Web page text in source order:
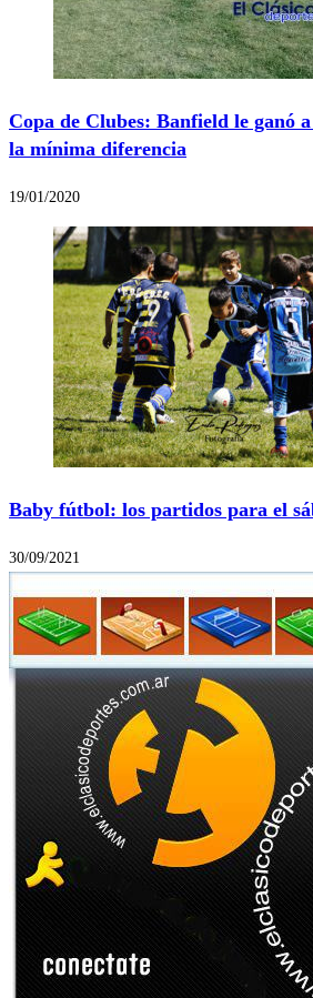
Copa de Clubes: Banfield le ganó
la mínima diferencia
19/01/2020
Baby fútbol: los partidos para el
30/09/2021